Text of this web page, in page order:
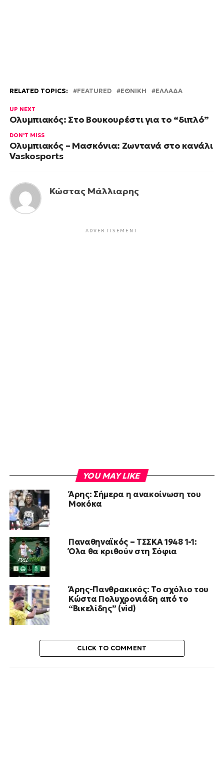
RELATED TOPICS: FEATURED ΕΘΝΙΚΗ ΕΛΛΑΔΑ
UP NEXT
Ολυμπιακός: Στο Βουκουρέστι για το “διπλό”
DON'T MISS
Ολυμπιακός – Μασκόνια: Ζωντανά στο κανάλι
Vaskosports
Κώστας Μάλλιαρης
ADVERTISEMENT
YOU MAY LIKE
Άρης: Σήμερα η ανακοίνωση του
Μοκόκα
Παναθηναϊκός – ΤΣΣΚΑ 1948 1-1:
Όλα θα κριθούν στη Σόφια
Άρης-Πανθρακικός: Το σχόλιο του
Κώστα Πολυχρονιάδη από το
“Βικελίδης” (vid)
CLICK TO COMMENT